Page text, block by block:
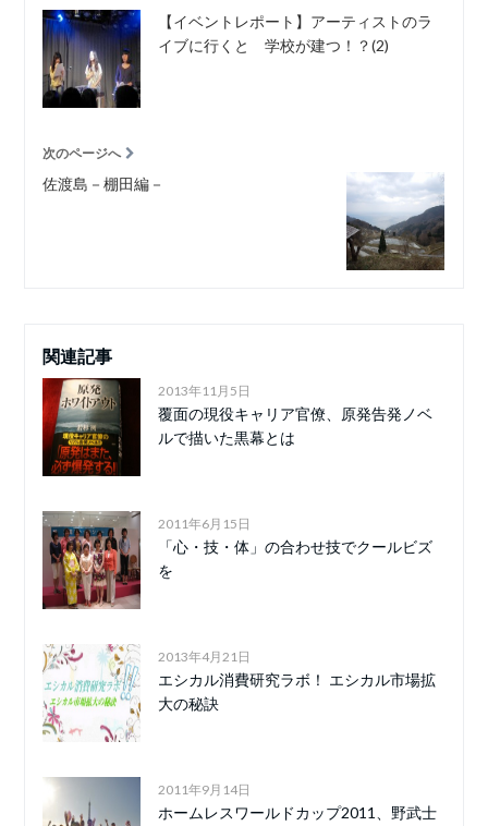
【イベントレポート】アーティストのラ
イブに行くと 学校が建つ！？(2)
次のページへ
佐渡島－棚田編－
関連記事
2013年11月5日
覆面の現役キャリア官僚、原発告発ノベ
ルで描いた黒幕とは
2011年6月15日
「心・技・体」の合わせ技でクールビズ
を
2013年4月21日
エシカル消費研究ラボ！ エシカル市場拡
大の秘訣
2011年9月14日
ホームレスワールドカップ2011、野武士